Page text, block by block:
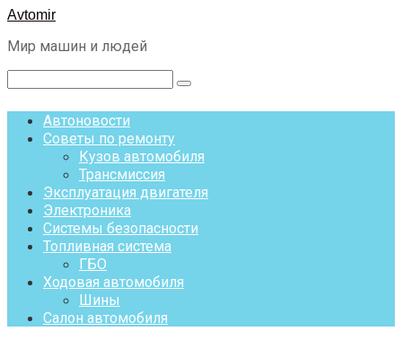
Перейти
контенту
Avtomir
Мир машин и людей
Поиск:
Автоновости
Советы по ремонту
Кузов автомобиля
Трансмиссия
Эксплуатация двигателя
Электроника
Системы безопасности
Топливная система
ГБО
Ходовая автомобиля
Шины
Салон автомобиля